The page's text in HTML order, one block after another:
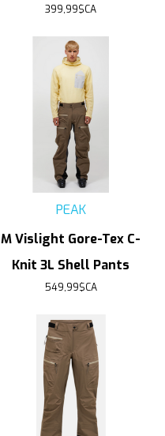
399,99$CA
PEAK
M Vislight Gore-Tex C-
Knit 3L Shell Pants
549,99$CA